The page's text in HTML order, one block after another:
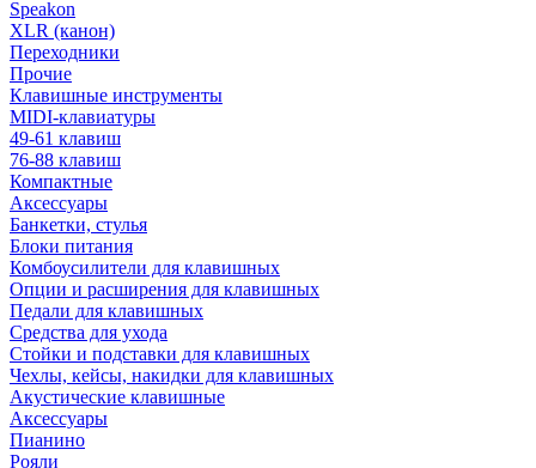
Speakon
XLR (канон)
Переходники
Прочие
Клавишные инструменты
MIDI-клавиатуры
49-61 клавиш
76-88 клавиш
Компактные
Аксессуары
Банкетки, стулья
Блоки питания
Комбоусилители для клавишных
Опции и расширения для клавишных
Педали для клавишных
Средства для ухода
Стойки и подставки для клавишных
Чехлы, кейсы, накидки для клавишных
Акустические клавишные
Аксессуары
Пианино
Рояли